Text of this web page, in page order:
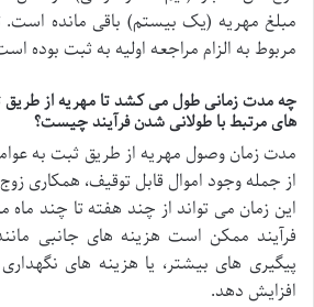
مبلغ مهریه (یک بیستم) باقی مانده است.
مربوط به الزام مراجعه اولیه به ثبت بوده
چه مدت زمانی طول می کشد تا مهریه از
های مرتبط با طولانی شدن فرآیند چیست؟
مدت زمان وصول مهریه از طریق ثبت به
از جمله وجود اموال قابل توقیف، همکاری
این زمان می تواند از چند هفته تا چند
فرآیند ممکن است هزینه های جانبی
پیگیری های بیشتر، یا هزینه های
افزایش دهد.